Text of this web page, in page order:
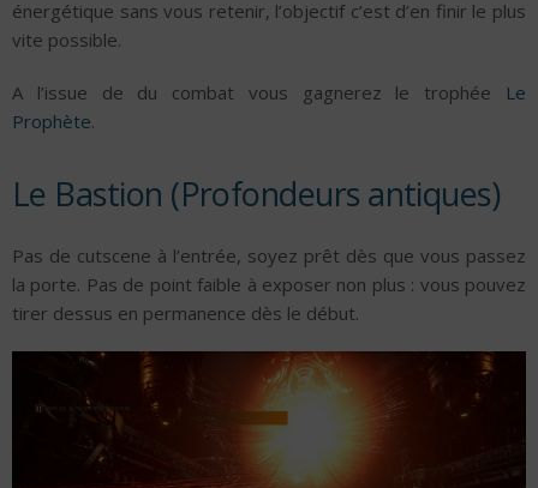
énergétique sans vous retenir, l’objectif c’est d’en finir le plus
vite possible.
A l’issue de du combat vous gagnerez le trophée Le
Prophète.
Le Bastion (Profondeurs antiques)
Pas de cutscene à l’entrée, soyez prêt dès que vous passez
la porte. Pas de point faible à exposer non plus : vous pouvez
tirer dessus en permanence dès le début.